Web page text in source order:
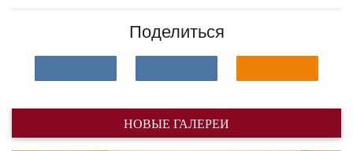
Поделиться
НОВЫЕ ГАЛЕРЕИ